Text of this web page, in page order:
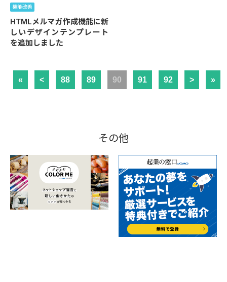
機能改善
HTMLメルマガ作成機能に新
しいデザインテンプレート
を追加しました
« < 88 89 90 91 92 > »
その他